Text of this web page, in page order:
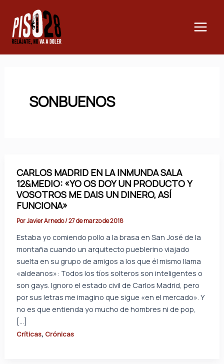
contenido
SONBUENOS
CARLOS MADRID EN LA INMUNDA SALA
12&MEDIO: «YO OS DOY UN PRODUCTO Y
VOSOTROS ME DAIS UN DINERO, ASÍ
FUNCIONA»
PorJavier Arnedo/27 de marzo de 2018
Estaba yo comiendo pollo a la brasa en San José de la
montaña cuando un arquitecto pueblerino viajado
suelta en su grupo de amigos a los que él mismo llama
«aldeanos»: Todos los tíos solteros son inteligentes o
son gays. Ignoro el estado civil de Carlos Madrid, pero
por sus letras me imagino que sigue «en el mercado». Y
no es que entienda yo mucho de hombres ni de pop,
[…]
Críticas, Crónicas